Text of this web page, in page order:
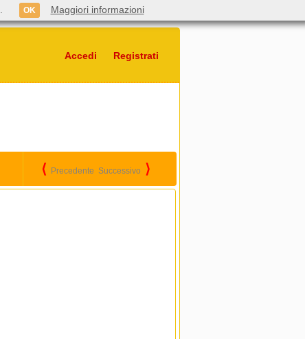
Accedi Registrati
⟨ Precedente Successivo ⟩
OK Maggiori informazioni